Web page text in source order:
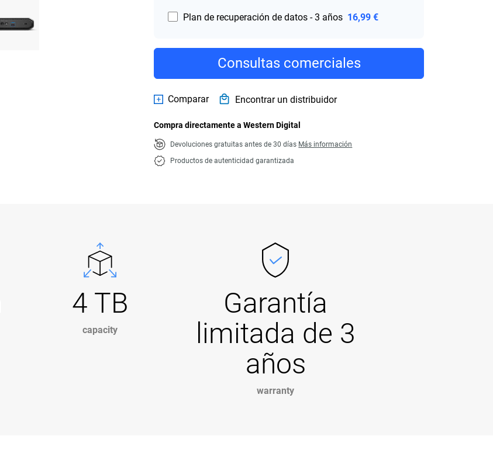
Plan de recuperación de datos - 3 años 16,99 €
Consultas comerciales
Comparar Encontrar un distribuidor
Compra directamente a Western Digital
Devoluciones gratuitas antes de 30 días Más información
Productos de autenticidad garantizada
4 TB
capacity
Garantía
limitada de 3
años
warranty